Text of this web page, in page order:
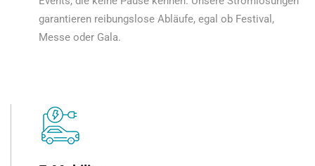
garantieren reibungslose Abläufe, egal ob Festival,
Messe oder Gala.